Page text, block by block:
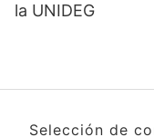
la UNIDEG
Selección de